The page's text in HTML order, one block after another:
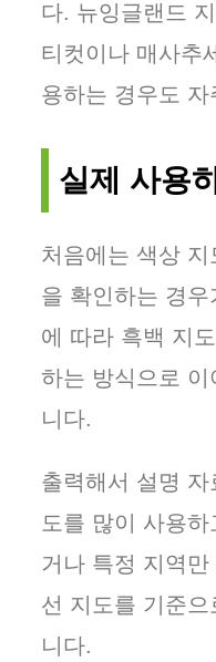
다. 뉴잉글랜드
티컷이나 매사추
용하는 경우도 자
실제 사용
처음에는 색상
을 확인하는 경
에 따라 흑백 지
하는 방식으로 이
니다.
출력해서 설명 자
도를 많이 사용
거나 특정 지역
선 지도를 기준
니다.